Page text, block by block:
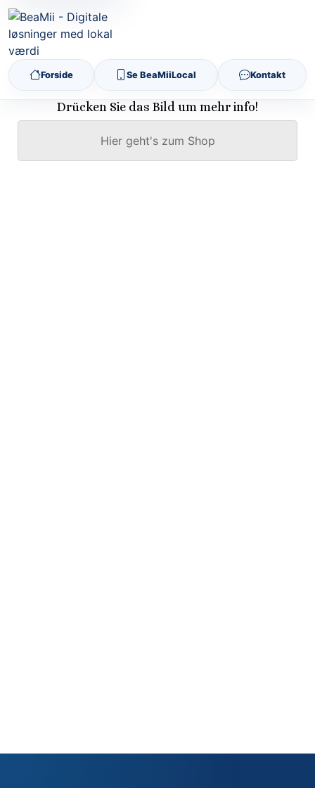
Forside Se BeaMiiLocal Kontakt
Drücken Sie das Bild um mehr info!
Hier geht's zum Shop